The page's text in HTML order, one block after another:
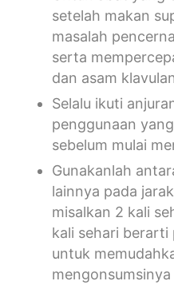
setelah makan
masalah
serta
dan asam
Selalu ikuti
penggunaan
sebelum mulai
Gunakanlah
lainnya pada
misalkan 2 kali
kali sehari berarti
untuk